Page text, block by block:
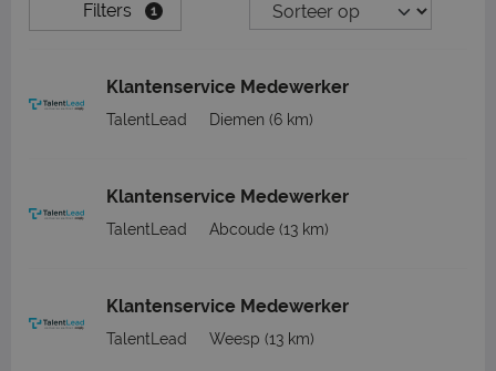
Filters 1
Klantenservice Medewerker
TalentLead Diemen (6 km)
Klantenservice Medewerker
TalentLead Abcoude (13 km)
Klantenservice Medewerker
TalentLead Weesp (13 km)